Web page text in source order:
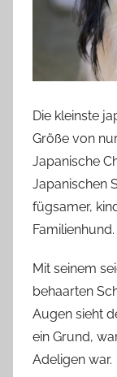
Die kleinste
Größe von
Japanische
Japanischen
fügsamer,
Familienhund.
Mit seinem
behaarten
Augen sieht
ein Grund,
Adeligen war.